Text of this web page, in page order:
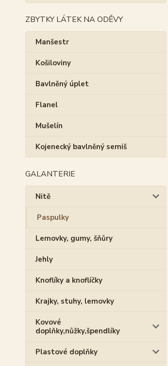
ZBYTKY LÁTEK NA ODĚVY
Manšestr
Košiloviny
Bavlněný úplet
Flanel
Mušelín
Kojenecký bavlněný semiš
GALANTERIE
Nitě
Paspulky
Lemovky, gumy, šňůry
Jehly
Knoflíky a knoflíčky
Krajky, stuhy, lemovky
Kovové
doplňky,nůžky,špendlíky
Plastové doplňky